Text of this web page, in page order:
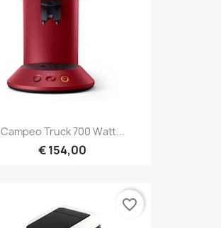
Campeo Truck 700 Watt...
€ 154,00
favorite_border